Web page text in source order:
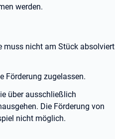
werden.
muss nicht am Stück absolviert
Förderung zugelassen.
über ausschließlich
Die Förderung von
nicht möglich.